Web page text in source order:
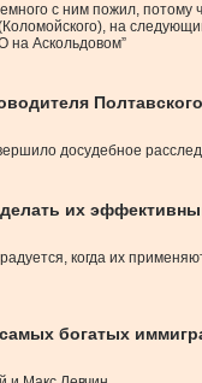
с ним пожил, потому
на
на Аскольдовом”
досудебное
их
когда их
богатых